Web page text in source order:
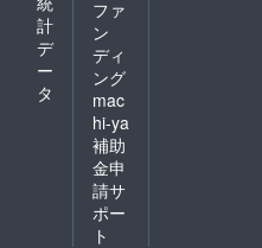
計
デ
ー
タ
ファ
ン
ディ
ング
mac
hi-ya
補助
金申
請サ
ポー
ト